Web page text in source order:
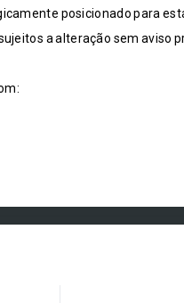
posicionado para
a alteração sem aviso